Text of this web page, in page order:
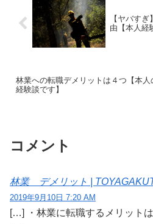
【ヤバす
由【本人経
林業への転職デメリットは４つ【本人
経験談です】
コメント
林業 デメリット |
2019年9月10日 7:20 AM
[…] ・林業に転職するメリット